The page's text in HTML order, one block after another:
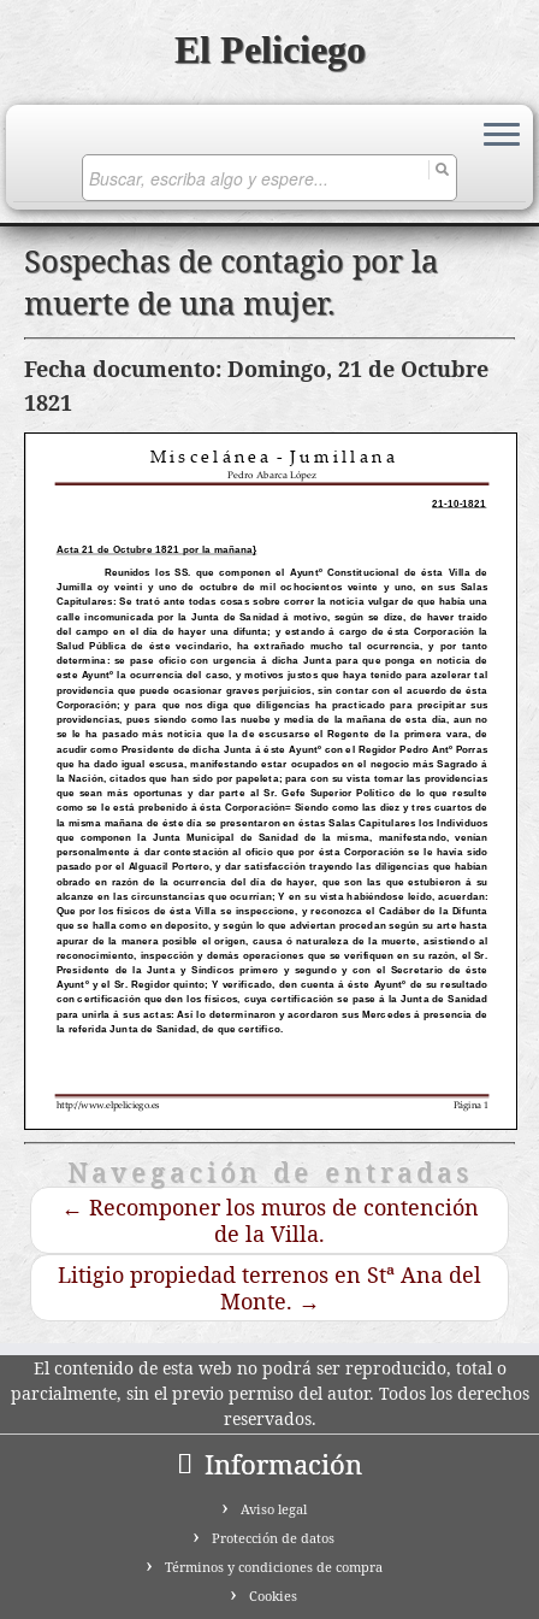
Saltar
contenido
El Peliciego
Sospechas de contagio por la
muerte de una mujer.
Fecha documento: Domingo, 21 de Octubre
1821
Navegación de entradas
← Recomponer los muros de contención
de la Villa.
Litigio propiedad terrenos en Stª Ana del
Monte. →
El contenido de esta web no podrá ser reproducido, total o
parcialmente, sin el previo permiso del autor. Todos los derechos
reservados.
Información
Aviso legal
Protección de datos
Términos y condiciones de compra
Cookies